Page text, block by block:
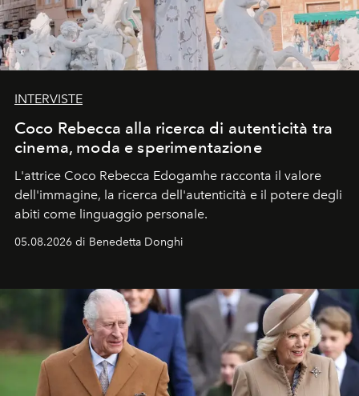
INTERVISTE
Coco Rebecca alla ricerca di autenticità tra
cinema, moda e sperimentazione
L'attrice Coco Rebecca Edogamhe racconta il valore
dell'immagine, la ricerca dell'autenticità e il potere degli
abiti come linguaggio personale.
05.08.2026 di Benedetta Donghi